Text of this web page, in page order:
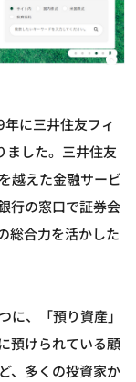
に三井住友フィ
ました。三井住友
越えた金融サービ
行の窓口で証券会
総合力を活かした
に、「預り資産」
預けられている顧
、多くの投資家か